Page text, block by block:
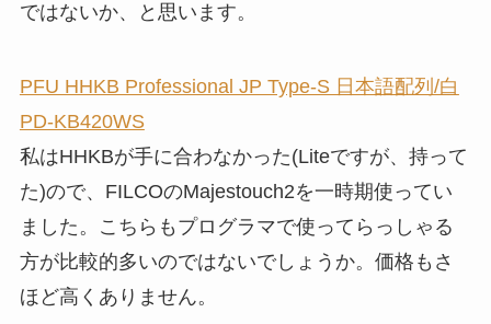
ではないか、と思います。
PFU HHKB Professional JP Type-S 日本語配列/白
PD-KB420WS
私はHHKBが手に合わなかった(Liteですが、持って
た)ので、FILCOのMajestouch2を一時期使ってい
ました。こちらもプログラマで使ってらっしゃる
方が比較的多いのではないでしょうか。価格もさ
ほど高くありません。